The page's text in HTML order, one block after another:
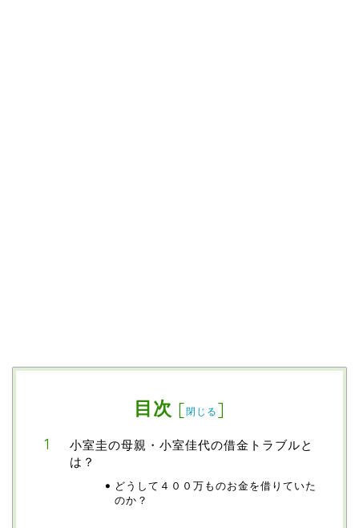
目次 [閉じる ]
小室圭の母親・小室佳代の借金トラブルと
は？
どうして４００万ものお金を借りていた
のか？